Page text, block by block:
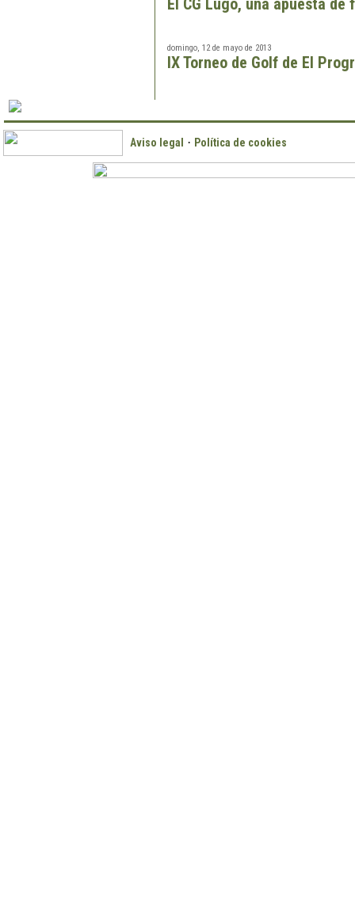
El CG Lugo, una apuesta de
domingo, 12 de mayo de 2013
IX Torneo de Golf de El
Aviso legal · Política de cookies